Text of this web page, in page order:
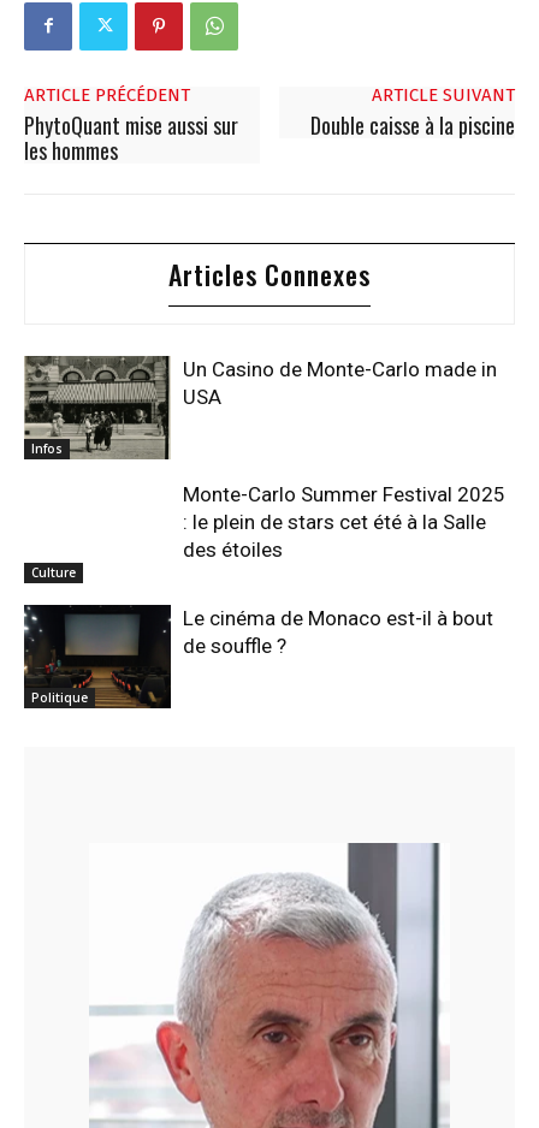
ARTICLE PRÉCÉDENT
PhytoQuant mise aussi sur
les hommes
ARTICLE SUIVANT
Double caisse à la piscine
Articles Connexes
Infos
Un Casino de Monte-Carlo made in
USA
Culture
Monte-Carlo Summer Festival 2025
: le plein de stars cet été à la Salle
des étoiles
Politique
Le cinéma de Monaco est-il à bout
de souffle ?